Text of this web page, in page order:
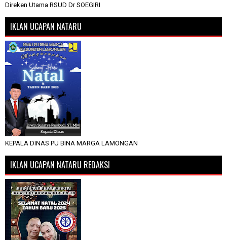
Direken Utama RSUD Dr SOEGIRI
IKLAN UCAPAN NATARU
KEPALA DINAS PU BINA MARGA LAMONGAN
IKLAN UCAPAN NATARU REDAKSI